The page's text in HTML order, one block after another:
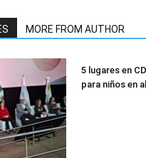
MORE FROM AUTHOR
5 lugares en
para niños en